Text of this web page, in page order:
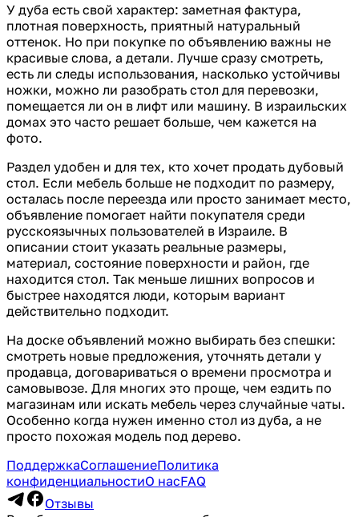
У дуба есть свой характер: заметная фактура,
плотная поверхность, приятный натуральный
оттенок. Но при покупке по объявлению важны не
красивые слова, а детали. Лучше сразу смотреть,
есть ли следы использования, насколько устойчивы
ножки, можно ли разобрать стол для перевозки,
помещается ли он в лифт или машину. В израильских
домах это часто решает больше, чем кажется на
фото.
Раздел удобен и для тех, кто хочет продать дубовый
стол. Если мебель больше не подходит по размеру,
осталась после переезда или просто занимает место,
объявление помогает найти покупателя среди
русскоязычных пользователей в Израиле. В
описании стоит указать реальные размеры,
материал, состояние поверхности и район, где
находится стол. Так меньше лишних вопросов и
быстрее находятся люди, которым вариант
действительно подходит.
На доске объявлений можно выбирать без спешки:
смотреть новые предложения, уточнять детали у
продавца, договариваться о времени просмотра и
самовывозе. Для многих это проще, чем ездить по
магазинам или искать мебель через случайные чаты.
Особенно когда нужен именно стол из дуба, а не
просто похожая модель под дерево.
ПоддержкаСоглашениеПолитика
конфиденциальностиО насFAQ
Отзывы